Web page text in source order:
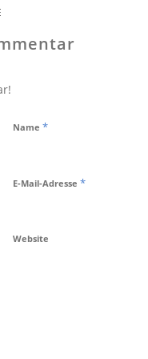
Name *
E-Mail-Adresse *
Website